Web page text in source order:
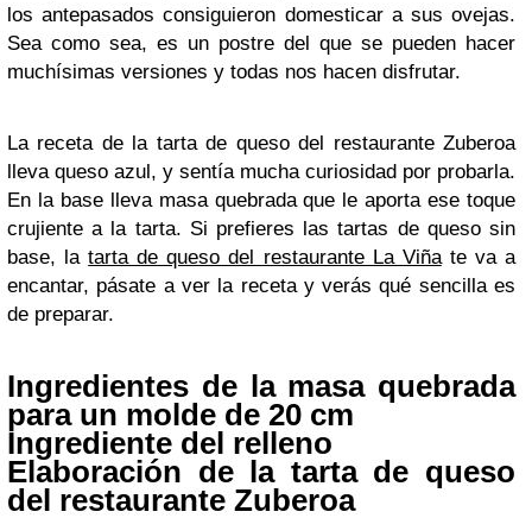
los antepasados consiguieron domesticar a sus ovejas.
Sea como sea, es un postre del que se pueden hacer
muchísimas versiones y todas nos hacen disfrutar.
La receta de la tarta de queso del restaurante Zuberoa
lleva queso azul, y sentía mucha curiosidad por probarla.
En la base lleva masa quebrada que le aporta ese toque
crujiente a la tarta. Si prefieres las tartas de queso sin
base, latarta de queso del restaurante La Viñate va a
encantar, pásate a ver la receta y verás qué sencilla es
de preparar.
Ingredientes de la masa quebrada
para un molde de 20 cm
Ingrediente del relleno
Elaboración de la tarta de queso
del restaurante Zuberoa